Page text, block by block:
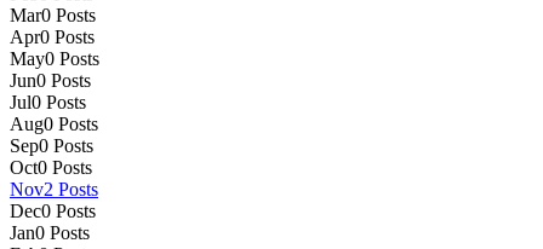
Mar0 Posts
Apr0 Posts
May0 Posts
Jun0 Posts
Jul0 Posts
Aug0 Posts
Sep0 Posts
Oct0 Posts
Nov2 Posts
Dec0 Posts
Jan0 Posts